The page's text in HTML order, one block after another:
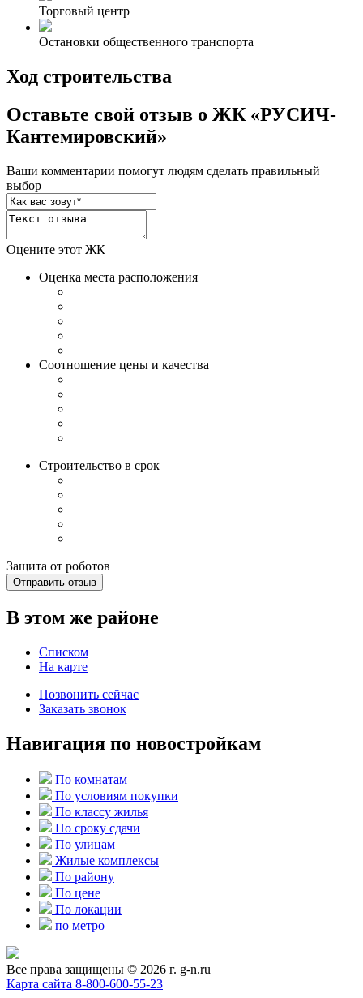
Торговый центр
Остановки общественного транспорта
Ход строительства
Оставьте свой отзыв о ЖК «РУСИЧ-
Кантемировский»
Ваши комментарии помогут людям сделать правильный
выбор
Оцените этот ЖК
Оценка места расположения
Соотношение цены и качества
Строительство в срок
Защита от роботов
Отправить отзыв
В этом же районе
Списком
На карте
Позвонить сейчас
Заказать звонок
Навигация по новостройкам
По комнатам
По условиям покупки
По классу жилья
По сроку сдачи
По улицам
Жилые комплексы
По району
По цене
По локации
по метро
Все права защищены © 2026 г. g-n.ru
Карта сайта 8-800-600-55-23